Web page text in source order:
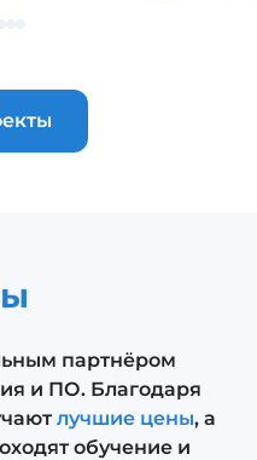
партнёром
и ПО. Благодаря
лучшие цены, а
обучение и